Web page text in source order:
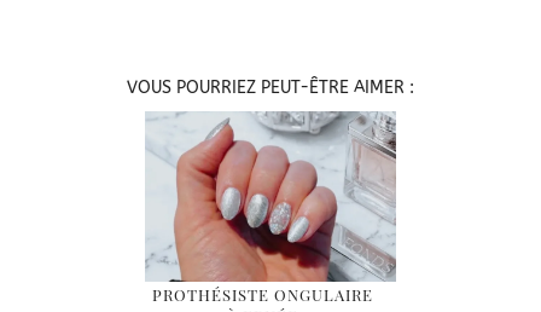
VOUS POURRIEZ PEUT-ÊTRE AIMER :
PROTHÉSISTE ONGULAIRE